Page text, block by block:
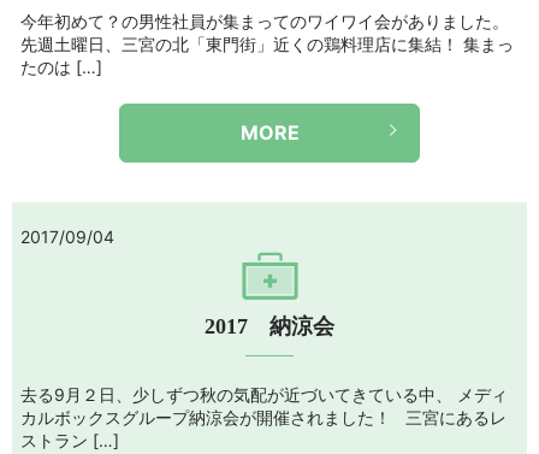
今年初めて？の男性社員が集まってのワイワイ会がありました。
先週土曜日、三宮の北「東門街」近くの鶏料理店に集結！ 集まっ
たのは […]
MORE
2017/09/04
2017 納涼会
去る9月２日、少しずつ秋の気配が近づいてきている中、 メディ
カルボックスグループ納涼会が開催されました！ 三宮にあるレ
ストラン […]